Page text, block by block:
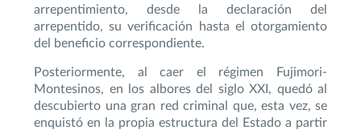
arrepentimiento, desde la declaración del
arrepentido, su verificación hasta el otorgamiento
del beneficio correspondiente.
Posteriormente, al caer el régimen Fujimori-
Montesinos, en los albores del siglo XXI, quedó al
descubierto una gran red criminal que, esta vez, se
enquistó en la propia estructura del Estado a partir